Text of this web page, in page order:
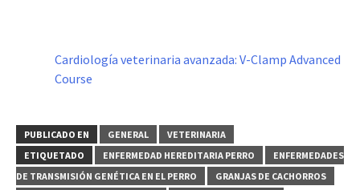
Cardiología veterinaria avanzada: V-Clamp Advanced
Course
PUBLICADO EN GENERAL
VETERINARIA
ETIQUETADO
ENFERMEDAD HEREDITARIA PERRO
ENFERMEDADES
DE TRANSMISIÓN GENÉTICA EN EL PERRO
GRANJAS DE CACHORROS